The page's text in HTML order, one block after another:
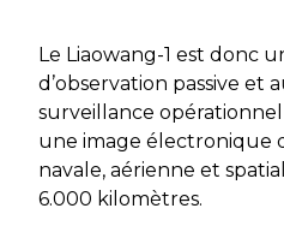
Le Liaowang-1 est donc
d’observation passive et
surveillance
une image électronique
navale, aérienne et
6.000 kilomètres.